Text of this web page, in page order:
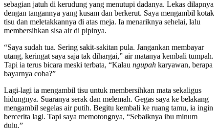
sebagian jatuh di kerudung yang menutupi dadanya. Lekas dilapnya
dengan tangannya yang kusam dan berkerut. Saya mengambil kotak
tisu dan meletakkannya di atas meja. Ia menariknya sehelai, lalu
membersihkan sisa air di pipinya.
“Saya sudah tua. Sering sakit-sakitan pula. Jangankan membayar
utang, keringat saya saja tak dihargai,” air matanya kembali tumpah.
Tapi ia terus bicara meski terbata, “Kalau ngupah karyawan, berapa
bayarnya coba?”
Lagi-lagi ia mengambil tisu untuk membersihkan mata sekaligus
hidungnya. Suaranya serak dan melemah. Gegas saya ke belakang
mengambil segelas air putih. Begitu kembali ke ruang tamu, ia ingin
bercerita lagi. Tapi saya memotongnya, “Sebaiknya ibu minum
dulu.”